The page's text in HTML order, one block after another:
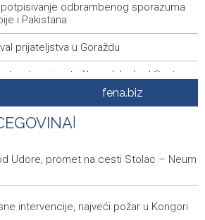
odbrambenog sporazuma
i Pakistana
prijateljstva u Goraždu
teretnog i putničkog vlaka kod Svetog
kod Udore, promet na cesti Stolac
najbolji muzički dokumentarni film na
rekordna u Hrvatskoj sa 770 tisuća
fena.biz
Udore, promet na cesti Stolac – Neum
intervencije, najveći požar u Kongori